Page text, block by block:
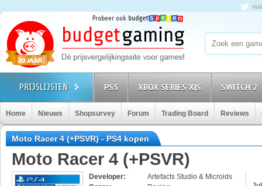
PS5 XBOX SERIES X|S SWITCH 2
Home Nieuws Shopsurvey Forum Trading Board Reviews
Moto Racer 4 (+PSVR) - PS4 kopen
Moto Racer 4 (+PSVR)
Developer:
Artefacts Studio & Microids